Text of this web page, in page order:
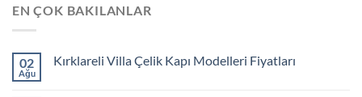
EN ÇOK BAKILANLAR
02
Ağu
Kırklareli Villa Çelik Kapı Modelleri Fiyatları